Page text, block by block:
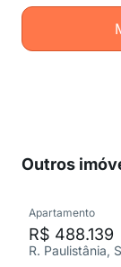
Outros
Apartamento
R$ 488.139
R. Paulistânia,